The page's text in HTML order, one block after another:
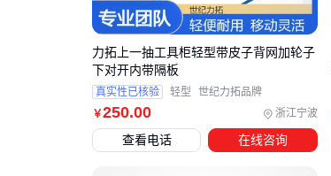
￥250.00 浙江宁波
力拓上一抽工具柜轻型带皮子背网加轮子
下对开内带隔板
真实性已核验 轻型 世纪力拓品牌
查看电话 在线咨询